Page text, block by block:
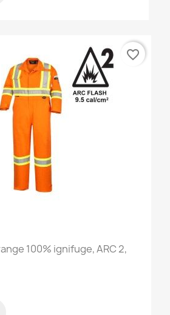
100% ignifuge, ARC 2,
favorite_border